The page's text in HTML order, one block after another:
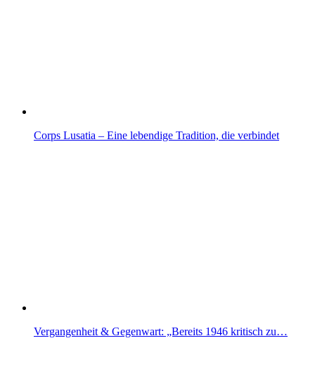
Corps Lusatia – Eine lebendige Tradition, die verbindet
Vergangenheit & Gegenwart: „Bereits 1946 kritisch zu…